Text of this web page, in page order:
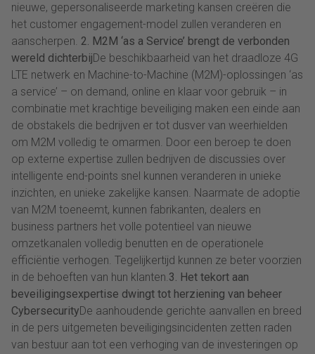
nieuwe, gepersonaliseerde marketing kansen creëren die
het customer engagement-model zullen veranderen en
aanscherpen. 2. M2M ‘as a Service’ brengt de verbonden
wereld dichterbijDe beschikbaarheid van het draadloze 4G
LTE netwerk en Machine-to-Machine (M2M)-oplossingen ‘as
a service’ – on demand, online en klaar voor gebruik – in
combinatie met krachtige beveiliging maken een einde aan
de obstakels die bedrijven er tot dusver van weerhielden
om M2M volledig te omarmen. Door een beroep te doen
op externe expertise zullen bedrijven de discussies over
intelligente end-points snel kunnen veranderen in unieke
inzichten, en unieke zakelijke kansen. Naarmate de adoptie
van M2M toeneemt, kunnen fabrikanten, dealers en
business partners het volle potentieel van nieuwe
omzetkanalen volledig benutten en de operationele
efficiëntie verhogen. Tegelijkertijd kunnen ze beter voorzien
in de behoeften van hun klanten.3. Het tekort aan
beveiligingsexpertise dwingt tot herziening van beheer
CybersecurityDe aanhoudende gerichte aanvallen en breed
in de pers uitgemeten beveiligingsincidenten zetten raden
van bestuur aan tot een verhoging van de investeringen op